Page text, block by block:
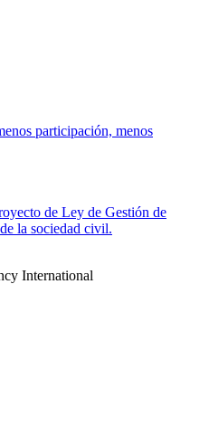
participación, menos
de Ley de Gestión de
la sociedad civil.
International